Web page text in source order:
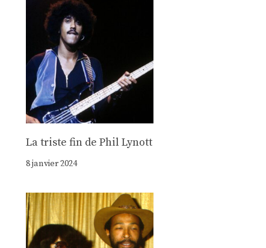
La triste fin de Phil Lynott
8 janvier 2024